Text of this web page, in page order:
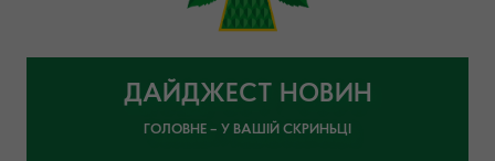
ДАЙДЖЕСТ НОВИН
ГОЛОВНЕ – У ВАШІЙ СКРИНЬЦІ